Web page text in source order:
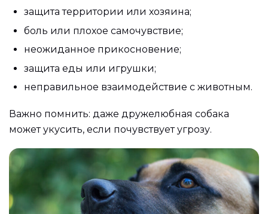
защита территории или хозяина;
боль или плохое самочувствие;
неожиданное прикосновение;
защита еды или игрушки;
неправильное взаимодействие с животным.
Важно помнить: даже дружелюбная собака
может укусить, если почувствует угрозу.